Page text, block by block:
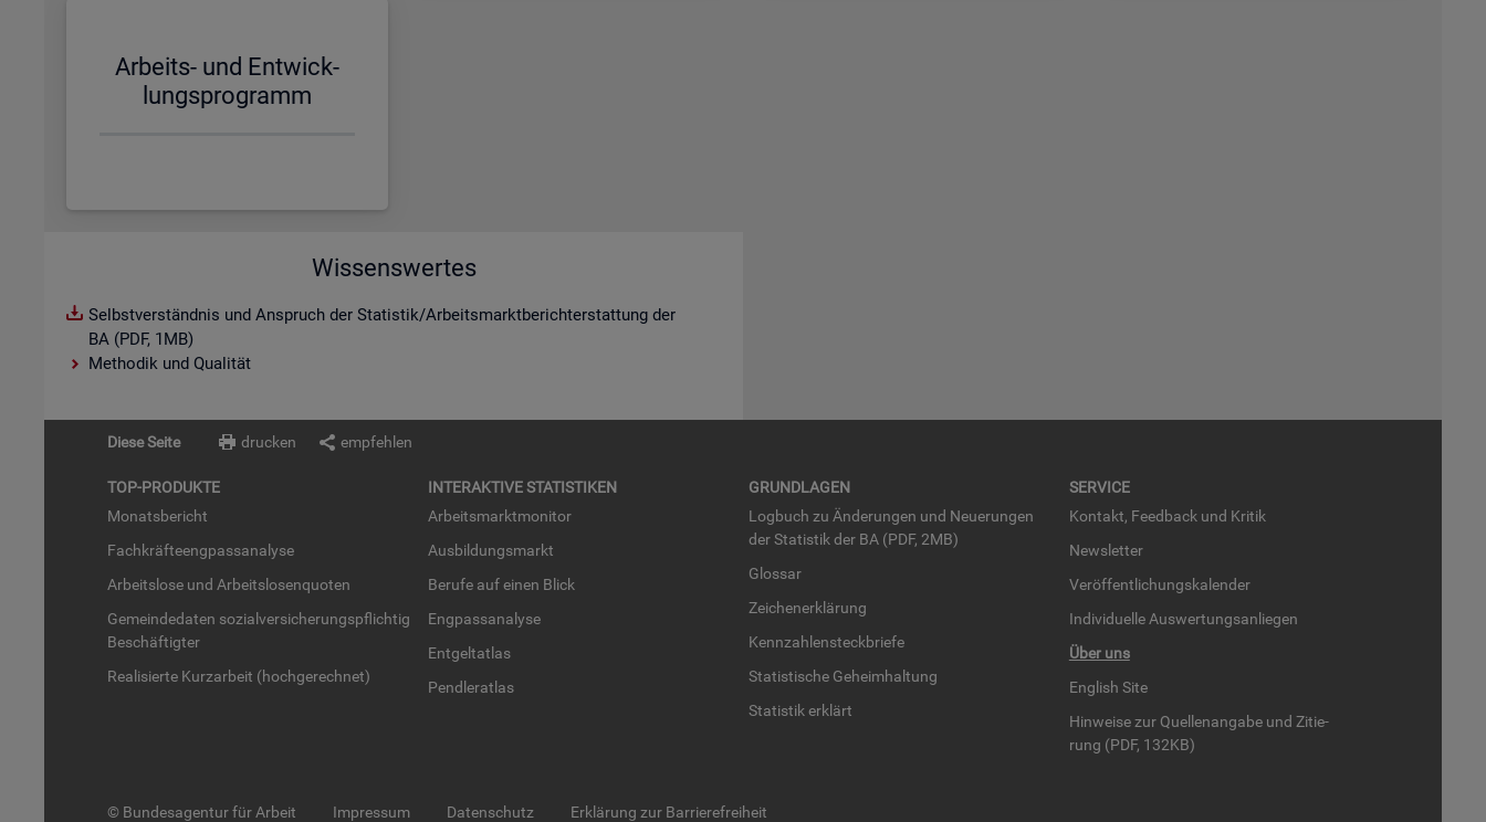
Ar­beits- und Ent­wick­
lungs­pro­gramm
Wissenswertes
Selbstverständnis und Anspruch der Statistik/Arbeitsmarktberichterstattung der
BA (PDF, 1MB)
Methodik und Qualität
Diese Seite drucken empfehlen
TOP-PRO­DUK­TE
Mo­nats­be­richt
Fach­kräf­te­eng­pass­ana­ly­se
Ar­beits­lo­se und Ar­beits­lo­sen­quo­ten
Ge­mein­de­da­ten so­zi­al­ver­si­che­rungs­pflich­tig
Be­schäf­tig­ter
Rea­li­sier­te Kurz­ar­beit (hoch­ge­rech­net)
IN­TER­AK­TI­VE STA­TIS­TI­KEN
Ar­beits­markt­mo­ni­tor
Aus­bil­dungs­markt
Be­ru­fe auf einen Blick
Eng­pass­ana­ly­se
Ent­gel­t­at­las
Pend­ler­at­las
GRUND­LA­GEN
Log­buch zu Än­de­run­gen und Neue­run­gen
der Sta­tis­tik der BA (PDF, 2MB)
Glos­sar
Zei­chen­er­klä­rung
Kenn­zah­len­steck­brie­fe
Sta­tis­ti­sche Ge­heim­hal­tung
Sta­tis­tik er­klärt
SER­VICE
Kon­takt, Feed­back und Kri­tik
News­let­ter
Ver­öf­fent­li­chungs­ka­len­der
In­di­vi­du­el­le Aus­wer­tungs­an­lie­gen
Über uns
English Site
Hin­wei­se zur Quel­len­an­ga­be und Zi­tie­
rung (PDF, 132KB)
© Bundesagentur für Arbeit Impressum Datenschutz Erklärung zur Barrierefreiheit